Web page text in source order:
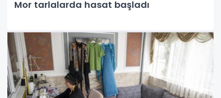
Mor tarlalarda hasat başladı